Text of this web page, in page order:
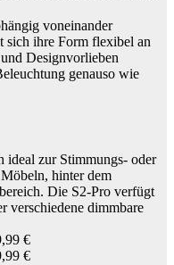
voneinander
sich ihre Form flexibel an
Designvorlieben
genauso wie
zur Stimmungs- oder
hinter dem
Die S2-Pro verfügt
verschiedene dimmbare
€
€